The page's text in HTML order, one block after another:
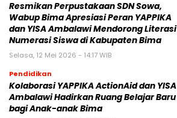
Resmikan Perpustakaan SDN Sowa,
Wabup Bima Apresiasi Peran YAPPIKA
dan YISA Ambalawi Mendorong Literasi
Numerasi Siswa di Kabupaten Bima
Selasa, 12 Mei 2026 - 14:17 WIB
Pendidikan
Kolaborasi YAPPIKA ActionAid dan YISA
Ambalawi Hadirkan Ruang Belajar Baru
bagi Anak-anak Bima